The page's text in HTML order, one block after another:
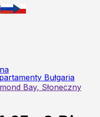
Bułgaria
Bay, Słoneczny